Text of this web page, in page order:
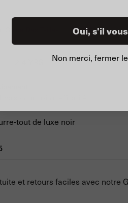
un gain d’efficacité.
tout de luxe noir
et retours faciles avec notre
Oui, s'il
Non merci, fermer